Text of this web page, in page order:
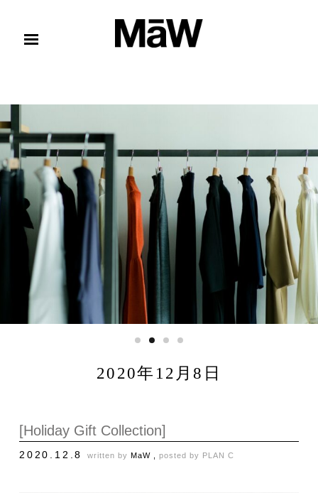
2020年12月8日
[Holiday Gift Collection]
2020.12.8 written by MaW , posted by PLAN C